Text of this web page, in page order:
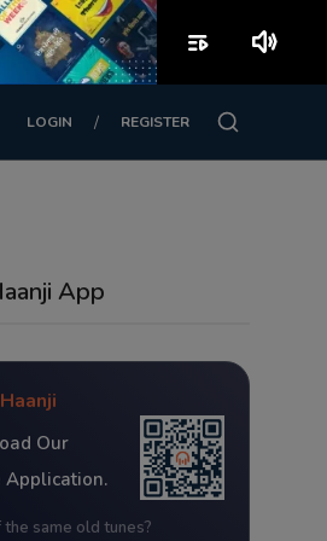
LOGIN / REGISTER
App
Our
Application.
same old tunes?
playlist_play volume_up